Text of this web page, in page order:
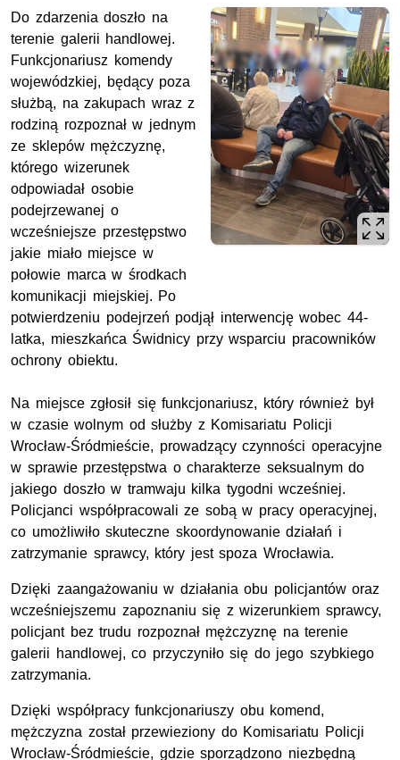
Do zdarzenia doszło na
terenie galerii handlowej.
Funkcjonariusz komendy
wojewódzkiej, będący poza
służbą, na zakupach wraz z
rodziną rozpoznał w jednym
ze sklepów mężczyznę,
którego wizerunek
odpowiadał osobie
podejrzewanej o
wcześniejsze przestępstwo
jakie miało miejsce w
połowie marca w środkach
komunikacji miejskiej. Po
potwierdzeniu podejrzeń podjął interwencję wobec 44-
latka, mieszkańca Świdnicy przy wsparciu pracowników
ochrony obiektu.
Na miejsce zgłosił się funkcjonariusz, który również był
w czasie wolnym od służby z Komisariatu Policji
Wrocław-Śródmieście, prowadzący czynności operacyjne
w sprawie przestępstwa o charakterze seksualnym do
jakiego doszło w tramwaju kilka tygodni wcześniej.
Policjanci współpracowali ze sobą w pracy operacyjnej,
co umożliwiło skuteczne skoordynowanie działań i
zatrzymanie sprawcy, który jest spoza Wrocławia.
Dzięki zaangażowaniu w działania obu policjantów oraz
wcześniejszemu zapoznaniu się z wizerunkiem sprawcy,
policjant bez trudu rozpoznał mężczyznę na terenie
galerii handlowej, co przyczyniło się do jego szybkiego
zatrzymania.
Dzięki współpracy funkcjonariuszy obu komend,
mężczyzna został przewieziony do Komisariatu Policji
Wrocław-Śródmieście, gdzie sporządzono niezbędną